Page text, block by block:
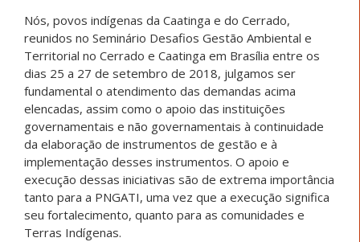
Nós, povos indígenas da Caatinga e do Cerrado,
reunidos no Seminário Desafios Gestão Ambiental e
Territorial no Cerrado e Caatinga em Brasília entre os
dias 25 a 27 de setembro de 2018, julgamos ser
fundamental o atendimento das demandas acima
elencadas, assim como o apoio das instituições
governamentais e não governamentais à continuidade
da elaboração de instrumentos de gestão e à
implementação desses instrumentos. O apoio e
execução dessas iniciativas são de extrema importância
tanto para a PNGATI, uma vez que a execução significa
seu fortalecimento, quanto para as comunidades e
Terras Indígenas.